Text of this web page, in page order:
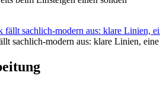
sachlich-modern aus: klare Linien,